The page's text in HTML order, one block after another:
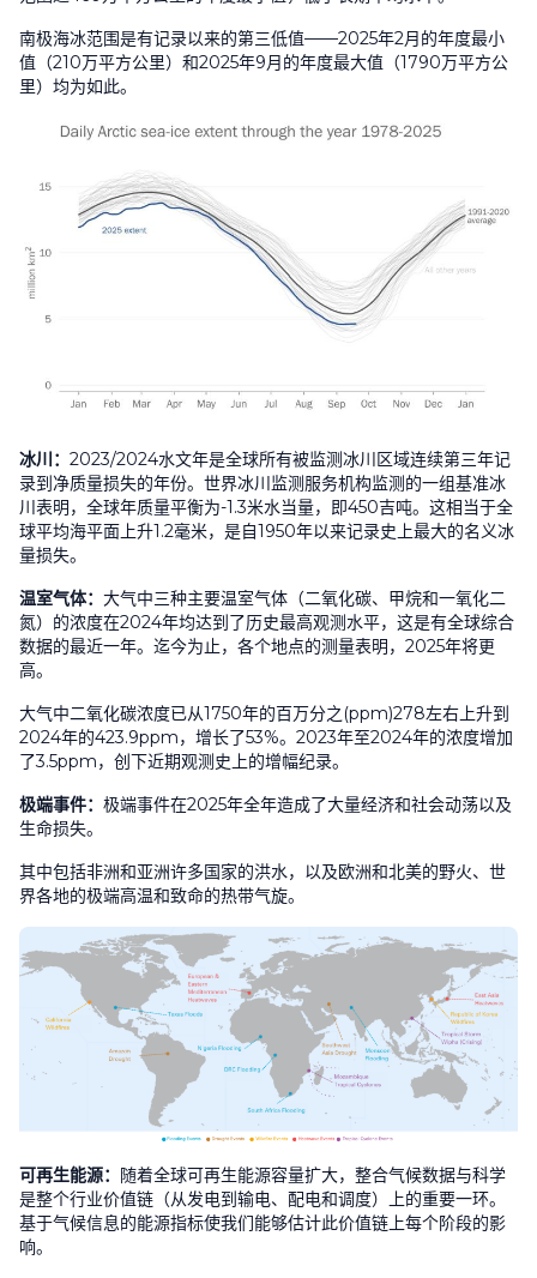
南极海冰范围是有记录以来的第三低值——2025年2月的年度最小
值（210万平方公里）和2025年9月的年度最大值（1790万平方公
里）均为如此。
冰川： 2023/2024水文年是全球所有被监测冰川区域连续第三年记
录到净质量损失的年份。世界冰川监测服务机构监测的一组基准冰
川表明，全球年质量平衡为-1.3米水当量，即450吉吨。这相当于全
球平均海平面上升1.2毫米，是自1950年以来记录史上最大的名义冰
量损失。
温室气体： 大气中三种主要温室气体（二氧化碳、甲烷和一氧化二
氮）的浓度在2024年均达到了历史最高观测水平，这是有全球综合
数据的最近一年。迄今为止，各个地点的测量表明， 2025年将更
高。
大气中二氧化碳浓度已从1750年的百万分之 (ppm)278左右上升到
2024年的423.9ppm，增长了53%。 2023年至2024年的浓度增加
了3.5ppm，创下近期观测史上的增幅纪录。
极端事件： 极端事件在2025年全年造成了大量经济和社会动荡以及
生命损失。
其中包括非洲和亚洲许多国家的洪水，以及欧洲和北美的野火、世
界各地的极端高温和致命的热带气旋。
可再生能源： 随着全球可再生能源容量扩大，整合气候数据与科学
是整个行业价值链（从发电到输电、配电和调度）上的重要一环。
基于气候信息的能源指标使我们能够估计此价值链上每个阶段的影
响。